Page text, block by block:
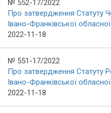
№ 552-17/2022
Про затвердження Статуту
Івано-Франківської
2022-11-18
№ 551-17/2022
Про затвердження Статуту
Івано-Франківської
2022-11-18